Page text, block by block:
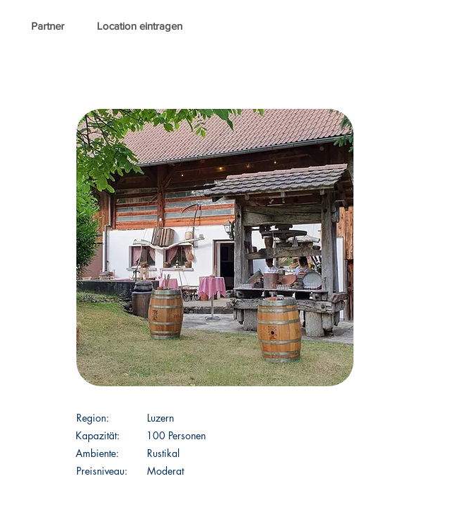
Partner Location eintragen
Region:
Luzern
Kapazität:
100 Personen
Ambiente:
Preisniveau:
Rustikal
Moderat